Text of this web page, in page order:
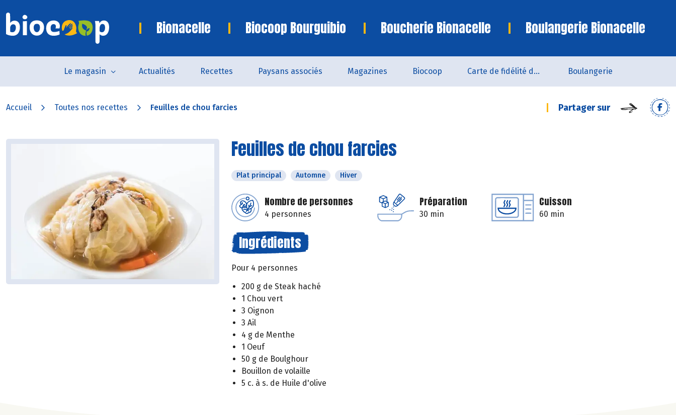
Bionacelle Biocoop Bourguibio Boucherie Bionacelle Boulangerie Bionacelle
Le magasin Actualités Recettes Paysans associés Magazines Biocoop Carte de fidélité du magasin Boulangerie
Accueil Toutes nos recettes Feuilles de chou farcies Partager sur
Feuilles de chou farcies
Plat principal Automne Hiver
Nombre de personnes
4 personnes
Préparation
30 min
Cuisson
60 min
Ingrédients
Pour 4 personnes
200 g de Steak haché
1 Chou vert
3 Oignon
3 Ail
4 g de Menthe
1 Oeuf
50 g de Boulghour
Bouillon de volaille
5 c. à s. de Huile d'olive